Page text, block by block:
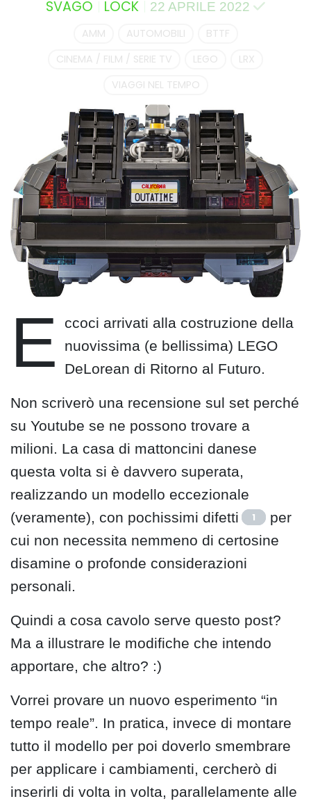
SVAGO LOCK 22 APRILE 2022
AMM AUTOMOBILI
BTTF
CINEMA / FILM / SERIE TV
LEGO
LRX
VIAGGI NEL TEMPO
E
ccoci arrivati alla costruzione della
nuovissima (e bellissima) LEGO
DeLorean di Ritorno al Futuro.
Non scriverò una recensione sul set perché
su Youtube se ne possono trovare a
milioni. La casa di mattoncini danese
questa volta si è davvero superata,
realizzando un modello eccezionale
(veramente), con pochissimi difetti
1
per
cui non necessita nemmeno di certosine
disamine o profonde considerazioni
personali.
Quindi a cosa cavolo serve questo post?
Ma a illustrare le modifiche che intendo
apportare, che altro? :)
Vorrei provare un nuovo esperimento “in
tempo reale”. In pratica, invece di montare
tutto il modello per poi doverlo smembrare
per applicare i cambiamenti, cercherò di
inserirli di volta in volta, parallelamente alle